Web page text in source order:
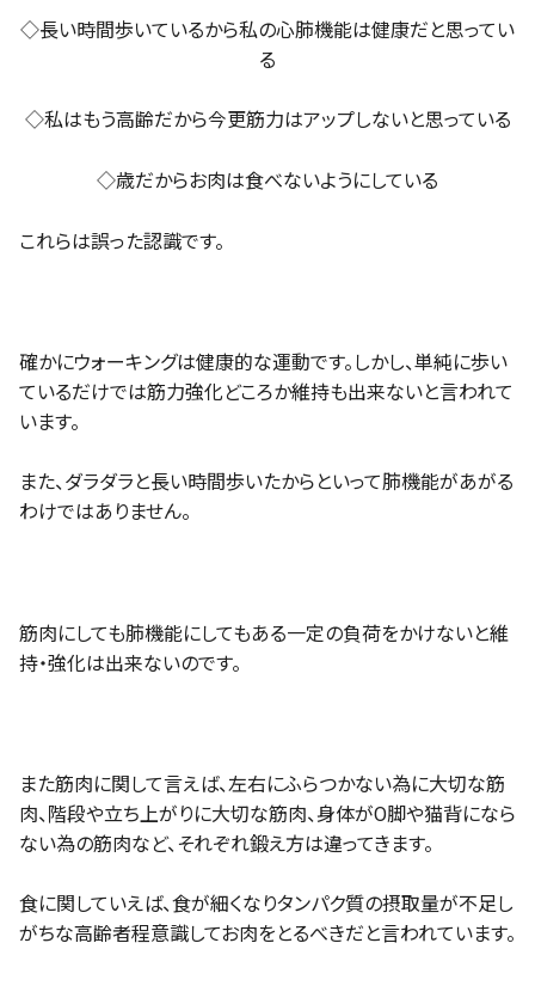
◇長い時間歩いているから私の心肺機能は健康だと思ってい
る
◇私はもう高齢だから今更筋力はアップしないと思っている
◇歳だからお肉は食べないようにしている
これらは誤った認識です。
確かにウォーキングは健康的な運動です。しかし、単純に歩い
ているだけでは筋力強化どころか維持も出来ないと言われて
います。
また、ダラダラと長い時間歩いたからといって肺機能があがる
わけではありません。
筋肉にしても肺機能にしてもある一定の負荷をかけないと維
持・強化は出来ないのです。
また筋肉に関して言えば、左右にふらつかない為に大切な筋
肉、階段や立ち上がりに大切な筋肉、身体がO脚や猫背になら
ない為の筋肉など、それぞれ鍛え方は違ってきます。
食に関していえば、食が細くなりタンパク質の摂取量が不足し
がちな高齢者程意識してお肉をとるべきだと言われています。